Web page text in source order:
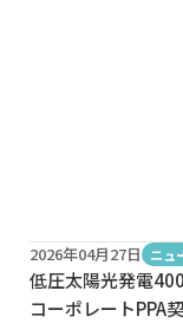
2026年04月27日 ニュ
低圧太陽光発電
コーポレートPPA